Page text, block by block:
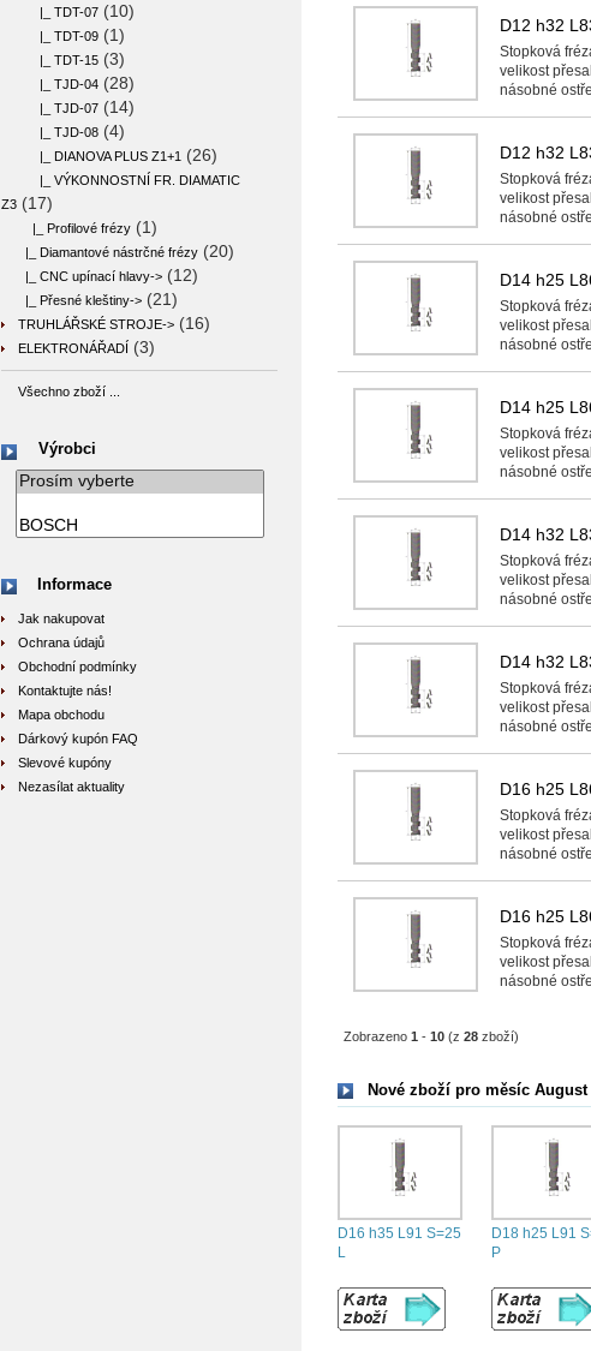
|_ TDT-07 (10)
|_ TDT-09 (1)
|_ TDT-15 (3)
|_ TJD-04 (28)
|_ TJD-07 (14)
|_ TJD-08 (4)
|_ DIANOVA PLUS Z1+1 (26)
|_ VÝKONNOSTNÍ FR. DIAMATIC
Z3 (17)
|_ Profilové frézy (1)
|_ Diamantové nástrčné frézy (20)
|_ CNC upínací hlavy-> (12)
|_ Přesné kleštiny-> (21)
TRUHLÁŘSKÉ STROJE-> (16)
ELEKTRONÁŘADÍ (3)
Všechno zboží ...
Výrobci
Informace
Jak nakupovat
Ochrana údajů
Obchodní podmínky
Kontaktujte nás!
Mapa obchodu
Dárkový kupón FAQ
Slevové kupóny
Nezasílat aktuality
D12 h32
Stopková
velikost
násobné
D12 h32
Stopková
velikost
násobné
D14 h25
Stopková
velikost
násobné
D14 h25
Stopková
velikost
násobné
D14 h32
Stopková
velikost
násobné
D14 h32
Stopková
velikost
násobné
D16 h25
Stopková
velikost
násobné
D16 h25
Stopková
velikost
násobné
Zobrazeno1 -10 (z28 zboží)
Nové zboží pro měsíc August
D16 h35 L91 S=25
L
D18 h25 L91
P